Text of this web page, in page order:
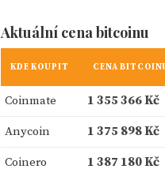
Aktuální cena bitcoinu
KDE KOUPIT CENA
Coinmate 1 355 366 Kč
Anycoin 1 375 898 Kč
Coinero 1 387 180 Kč